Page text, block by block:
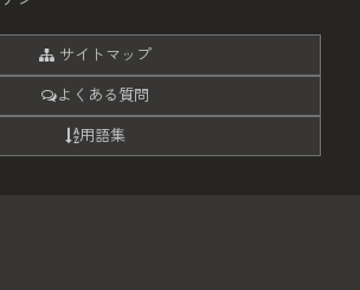
サイトマップ
よくある質問
用語集